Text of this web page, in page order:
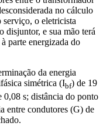
no cálculo
o eletricista
disjuntor, e sua mão terá
parte energizada do
da energia
simétrica (Ibf) de 19
0,08 s; distância do ponto
entre condutores (G) de